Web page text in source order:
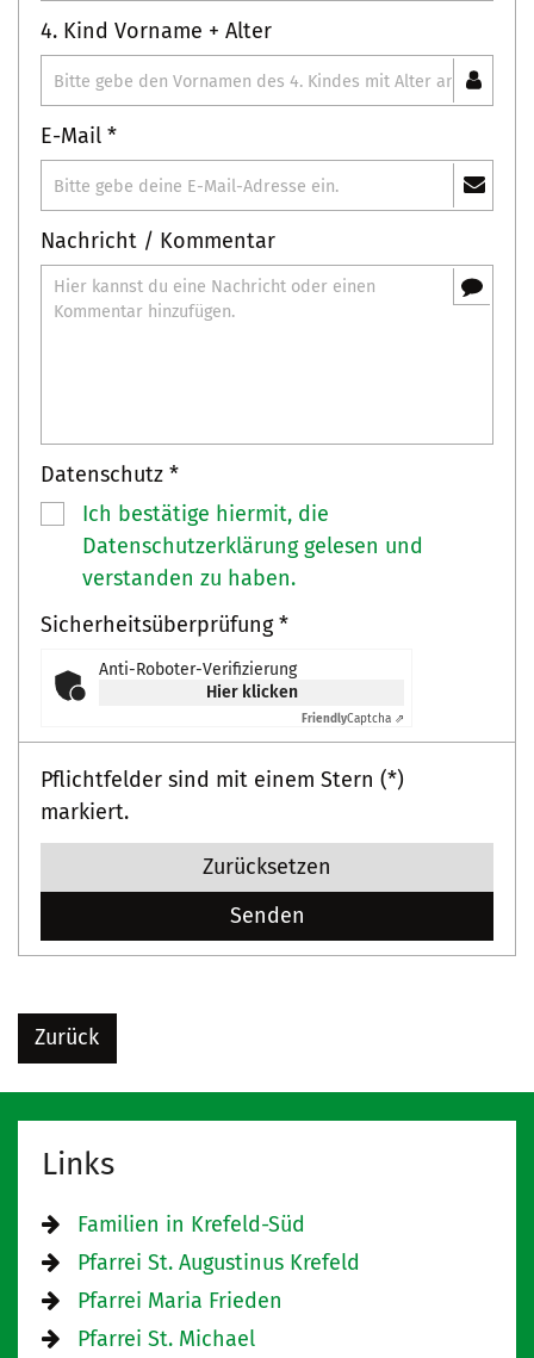
4. Kind Vorname + Alter
E-Mail *
Nachricht / Kommentar
Datenschutz *
Ich bestätige hiermit, die
Datenschutzerklärung gelesen und
verstanden zu haben.
Sicherheitsüberprüfung *
Anti-Roboter-Verifizierung
Hier klicken
FriendlyCaptcha ⇗
Pflichtfelder sind mit einem Stern (*)
markiert.
Zurücksetzen
Zurück
Links
Familien in Krefeld-Süd
Pfarrei St. Augustinus Krefeld
Pfarrei Maria Frieden
Pfarrei St. Michael